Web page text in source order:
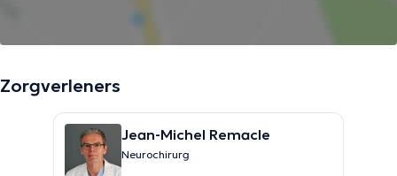
Zorgverleners
Jean-Michel Remacle
Neurochirurg